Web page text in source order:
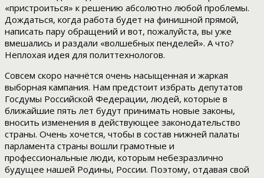
«пристроиться» к решению абсолютно любой проблемы.
Дождаться, когда работа будет на финишной прямой,
написать пару обращений и вот, пожалуйста, вы уже
вмешались и раздали «волшебных пенделей». А что?
Неплохая идея для политтехнологов.
Совсем скоро начнётся очень насыщенная и жаркая
выборная кампания. Нам предстоит избрать депутатов
Госдумы Российской Федерации, людей, которые в
ближайшие пять лет будут принимать новые законы,
вносить изменения в действующее законодательство
страны. Очень хочется, чтобы в состав нижней палаты
парламента страны вошли грамотные и
профессиональные люди, которым небезразлично
будущее нашей Родины, России. Поэтому, отдавая свой